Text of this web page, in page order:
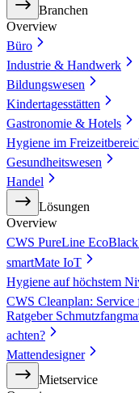
Branchen
Overview
Büro
Industrie & Handwerk
Bildungswesen
Kindertagesstätten
Gastronomie & Hotels
Hygiene im
Gesundheitswesen
Handel
Lösungen
Overview
CWS PureLine
smartMate IoT
Hygiene auf höchstem
CWS Cleanplan:
Ratgeber
achten?
Mattendesigner
Mietservice